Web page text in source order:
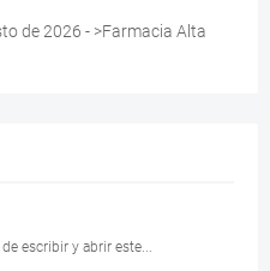
de 2026 - >Farmacia Alta
escribir y abrir este...